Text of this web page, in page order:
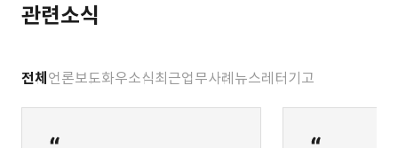
관련소식
전체 언론보도화우소식최근업무사례 뉴스레터 기고